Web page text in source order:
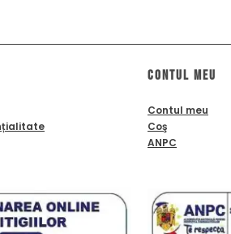
Contul meu
Contul meu
Coş
ANPC